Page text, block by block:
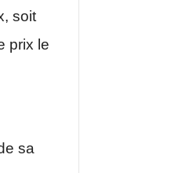
soit
prix le
sa